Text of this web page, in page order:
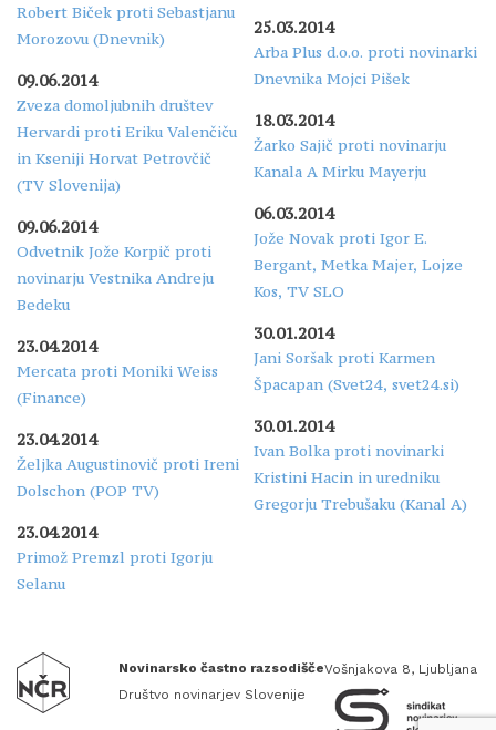
Robert Biček proti Sebastjanu
Morozovu (Dnevnik)
09.06.2014
Zveza domoljubnih društev
Hervardi proti Eriku Valenčiču
in Kseniji Horvat Petrovčič
(TV Slovenija)
09.06.2014
Odvetnik Jože Korpič proti
novinarju Vestnika Andreju
Bedeku
23.04.2014
Mercata proti Moniki Weiss
(Finance)
23.04.2014
Željka Augustinovič proti Ireni
Dolschon (POP TV)
23.04.2014
Primož Premzl proti Igorju
Selanu
25.03.2014
Arba Plus d.o.o. proti novinarki
Dnevnika Mojci Pišek
18.03.2014
Žarko Sajič proti novinarju
Kanala A Mirku Mayerju
06.03.2014
Jože Novak proti Igor E.
Bergant, Metka Majer, Lojze
Kos, TV SLO
30.01.2014
Jani Soršak proti Karmen
Špacapan (Svet24, svet24.si)
30.01.2014
Ivan Bolka proti novinarki
Kristini Hacin in uredniku
Gregorju Trebušaku (Kanal A)
Novinarsko častno razsodišče
Društvo novinarjev Slovenije
Vošnjakova 8, Ljubljana